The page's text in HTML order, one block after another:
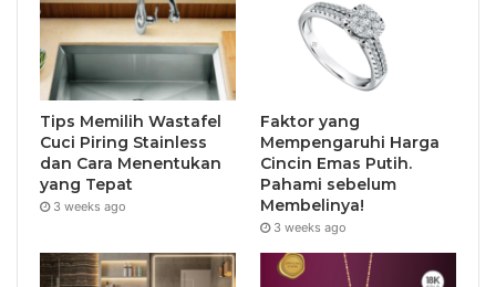
Tips Memilih Wastafel
Cuci Piring Stainless
dan Cara Menentukan
yang Tepat
3 weeks ago
Faktor yang
Mempengaruhi Harga
Cincin Emas Putih.
Pahami sebelum
Membelinya!
3 weeks ago